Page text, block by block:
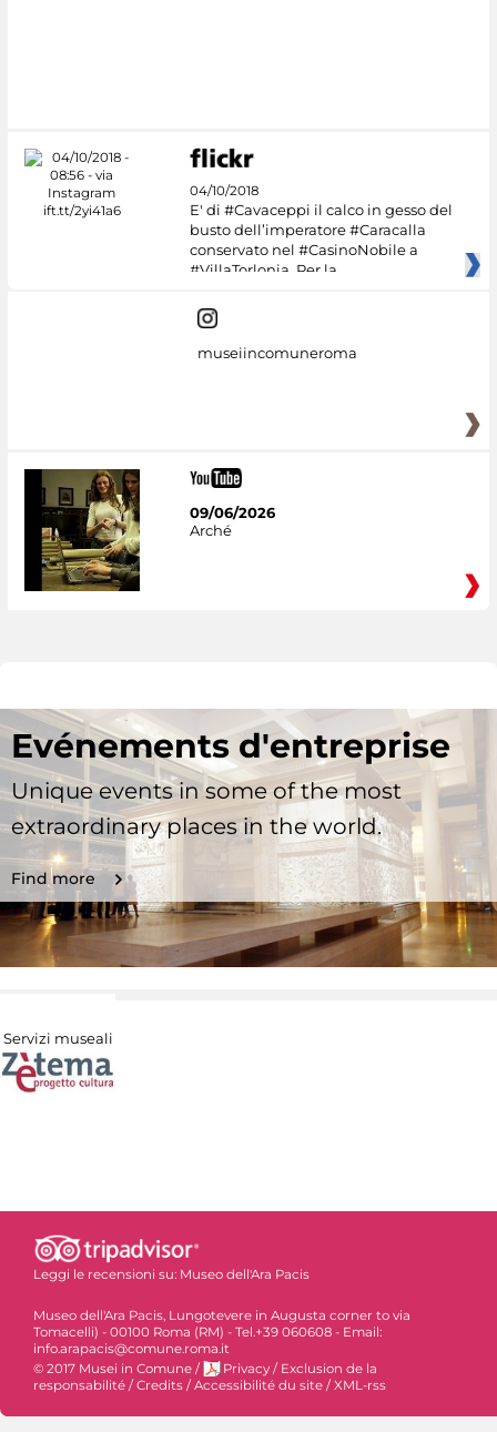
04/10/2018
E' di #Cavaceppi il calco in gesso del
busto dell’imperatore #Caracalla
conservato nel #CasinoNobile a
#VillaTorlonia. Per la
museiincomuneroma
09/06/2026
Arché
Evénements d'entreprise
Unique events in some of the most
extraordinary places in the world.
Find more
Servizi museali
Leggi le recensioni su: Museo dell'Ara Pacis
Museo dell'Ara Pacis, Lungotevere in Augusta corner to via
Tomacelli) - 00100 Roma (RM) - Tel.+39 060608 - Email:
info.arapacis@comune.roma.it
© 2017 Musei in Comune / Privacy / Exclusion de la
responsabilité / Credits / Accessibilité du site / XML-rss